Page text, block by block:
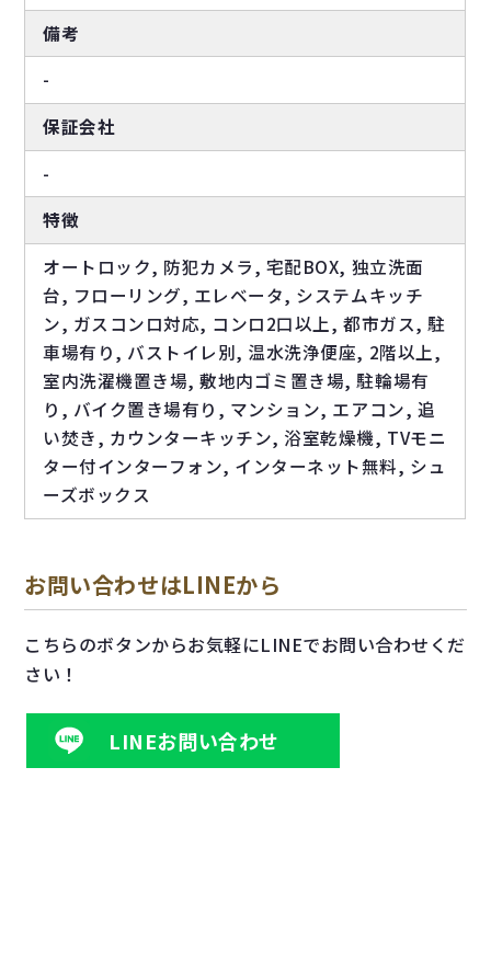
備考
-
保証会社
-
特徴
オートロック, 防犯カメラ, 宅配BOX, 独立洗面
台, フローリング, エレベータ, システムキッチ
ン, ガスコンロ対応, コンロ2口以上, 都市ガス, 駐
車場有り, バストイレ別, 温水洗浄便座, 2階以上,
室内洗濯機置き場, 敷地内ゴミ置き場, 駐輪場有
り, バイク置き場有り, マンション, エアコン, 追
い焚き, カウンターキッチン, 浴室乾燥機, TVモニ
ター付インターフォン, インターネット無料, シュ
ーズボックス
お問い合わせはLINEから
こちらのボタンからお気軽にLINEでお問い合わせくだ
さい！
LINEお問い合わせ